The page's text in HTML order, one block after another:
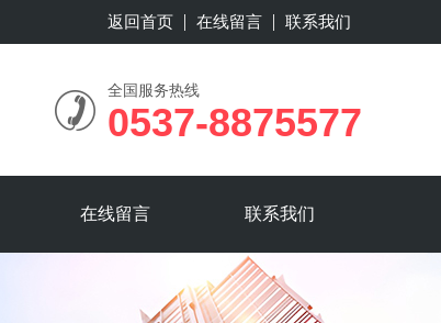
返回首页 在线留言 联系我们
全国服务热线
0537-8875577
在线留言 联系我们